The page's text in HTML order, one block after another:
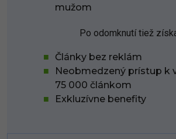
mužom
Po odomknutí tiež
Články bez reklám
Neobmedzený prístup k
75 000 článkom
Exkluzívne benefity